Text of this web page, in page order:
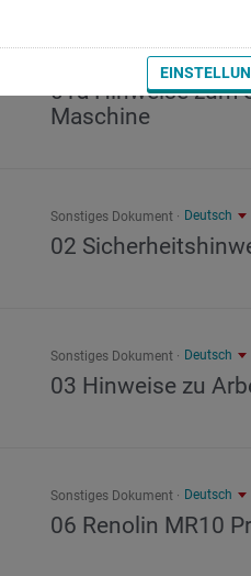
Sonstiges Dokument Deutsch
01a Hinweise zum
Maschine
Sonstiges Dokument Deutsch
02
Sonstiges Dokument Deutsch
03 Hinweise zu
Sonstiges Dokument Deutsch
06 Renolin MR10